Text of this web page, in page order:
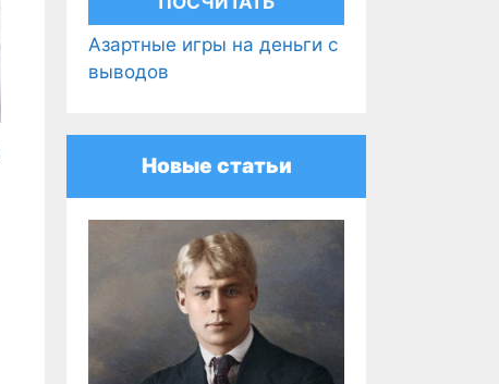
Азартные игры на деньги с
выводов
Новые статьи